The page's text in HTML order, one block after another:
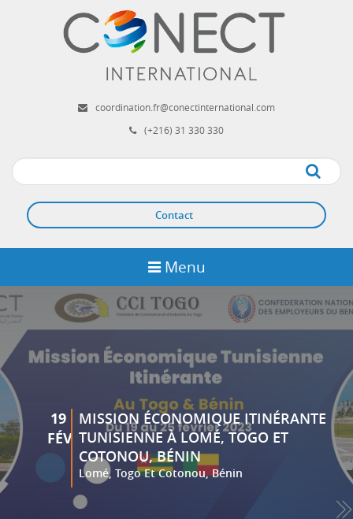
coordination.fr@conectinternational.com
(+216) 31 330 330
Apply
Contact
Menu
19
FÉV
MISSION ÉCONOMIQUE ITINÉRANTE
TUNISIENNE À LOMÉ, TOGO ET
COTONOU, BÉNIN
Lomé, Togo Et Cotonou, Bénin